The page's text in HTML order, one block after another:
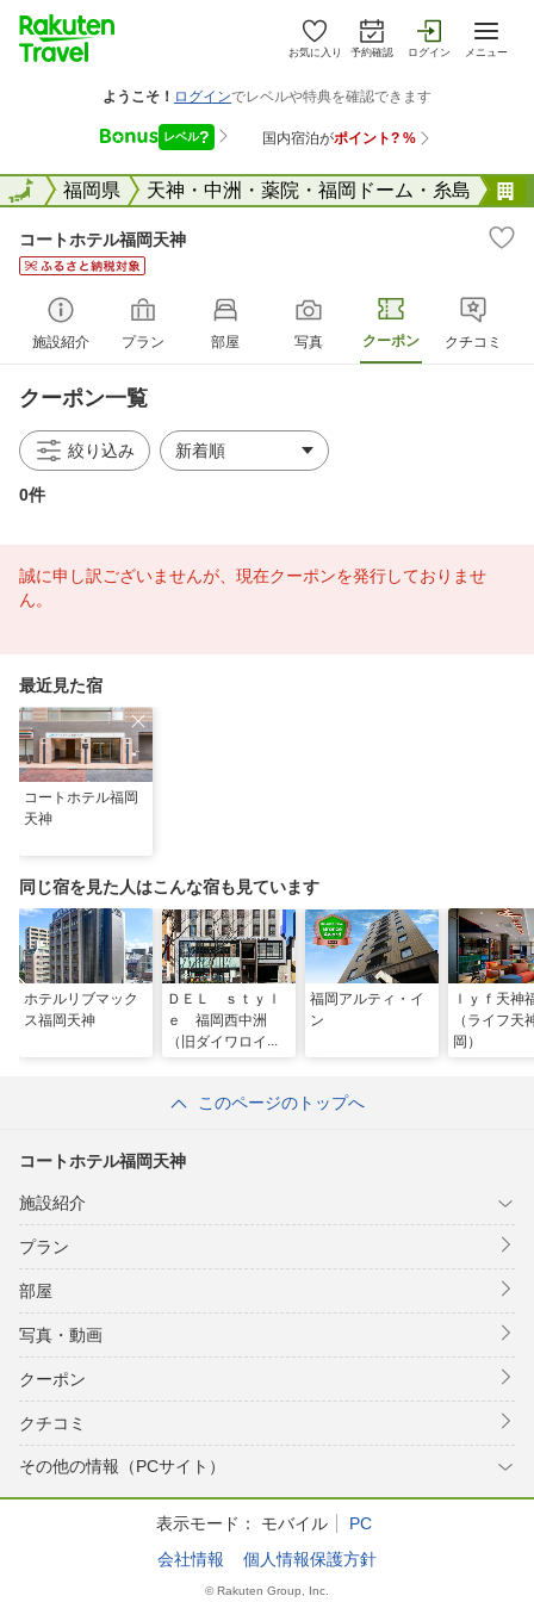
お気に入り 予約確認 ログイン メニュー
全国福岡県 天神・中洲・薬院・福岡ドーム・糸島
全国
コートホテル福岡天神
施設紹介 プラン 部屋 写真 クーポン クチコミ
クーポン一覧
絞り込み
0件
誠に申し訳ございませんが、現在クーポンを発行しておりませ
ん。
最近見た宿
コートホテル福岡
天神
同じ宿を見た人はこんな宿も見ています
ホテルリブマック
ス福岡天神
ＤＥＬ ｓｔｙｌ
ｅ 福岡西中洲
（旧ダイワロイネ
福岡アルティ・イ
ン
ｌｙｆ天神
（ライフ天
岡）
このページのトップへ
コートホテル福岡天神
施設紹介
プラン
部屋
写真・動画
クーポン
クチコミ
その他の情報（PCサイト）
表示モード： モバイル
PC
会社情報
個人情報保護方針
© Rakuten Group, Inc.